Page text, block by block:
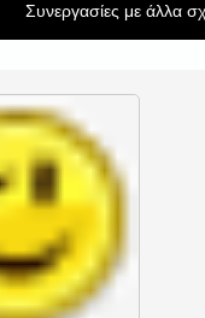
Συνεργασίες με άλλα